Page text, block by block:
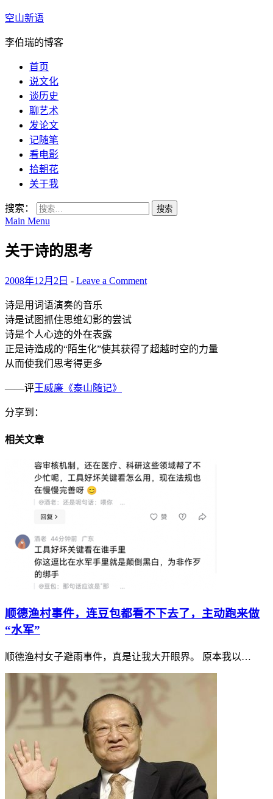
空山新语
李伯瑞的博客
首页
说文化
谈历史
聊艺术
发论文
记随笔
看电影
拾朝花
关于我
搜索：
Main Menu
关于诗的思考
2008年12月2日 - Leave a Comment
诗是用词语演奏的音乐
诗是试图抓住思维幻影的尝试
诗是个人心迹的外在表露
正是诗造成的“陌生化”使其获得了超越时空的力量
从而使我们思考得更多
——评王威廉《泰山随记》
分享到：
相关文章
顺德渔村事件，连豆包都看不下去了，主动跑来做
“水军”
顺德渔村女子避雨事件，真是让我大开眼界。 原本我以…